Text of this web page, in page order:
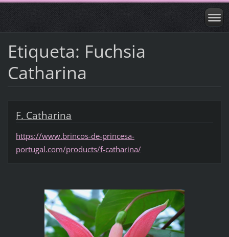
Etiqueta: Fuchsia
Catharina
F. Catharina
https://www.brincos-de-princesa-
portugal.com/products/f-catharina/